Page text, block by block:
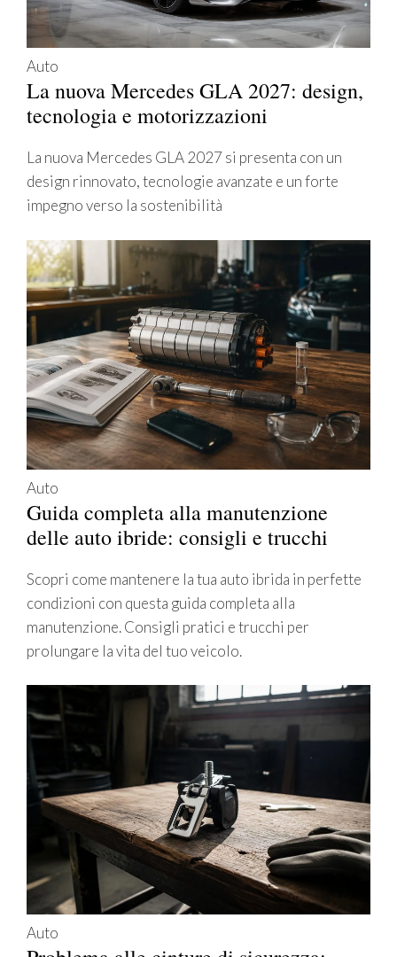
Auto
La nuova Mercedes GLA 2027: design,
tecnologia e motorizzazioni
La nuova Mercedes GLA 2027 si presenta con un
design rinnovato, tecnologie avanzate e un forte
impegno verso la sostenibilità
Auto
Guida completa alla manutenzione
delle auto ibride: consigli e trucchi
Scopri come mantenere la tua auto ibrida in perfette
condizioni con questa guida completa alla
manutenzione. Consigli pratici e trucchi per
prolungare la vita del tuo veicolo.
Auto